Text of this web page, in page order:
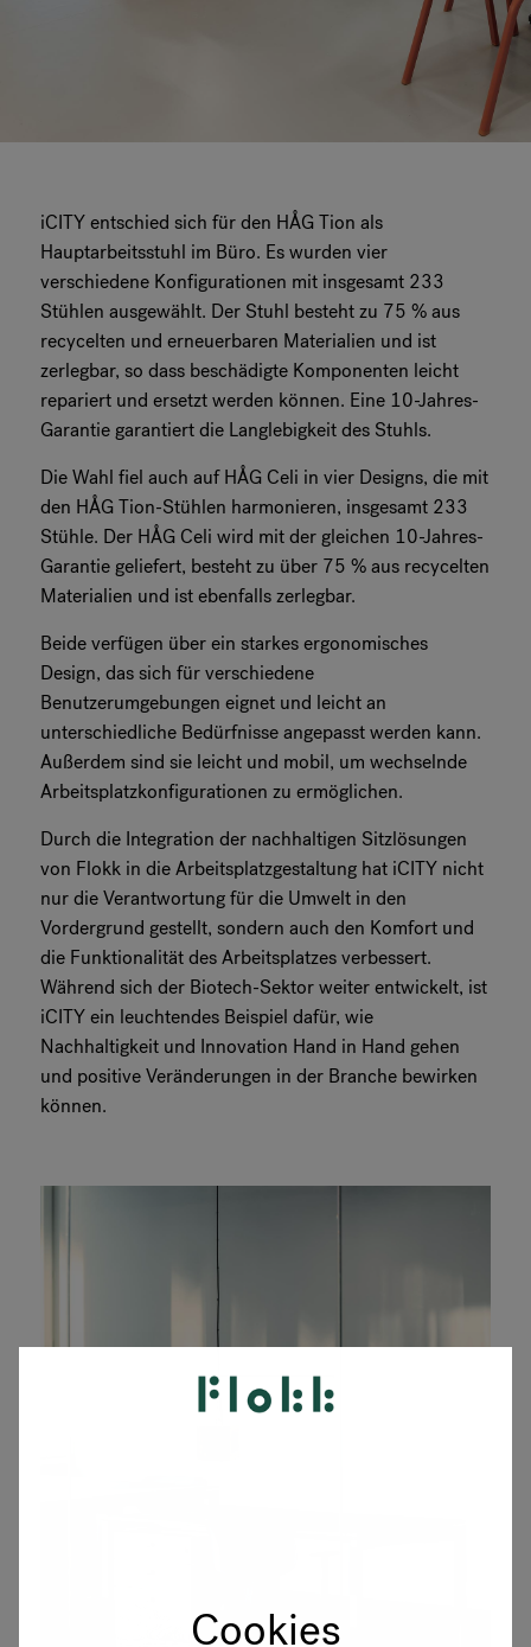
Cookies
iCITY entschied sich für den HÅG Tion als
Hauptarbeitsstuhl im Büro. Es wurden vier
verschiedene Konfigurationen mit insgesamt 233
Stühlen ausgewählt. Der Stuhl besteht zu 75 % aus
recycelten und erneuerbaren Materialien und ist
zerlegbar, so dass beschädigte Komponenten leicht
repariert und ersetzt werden können. Eine 10-Jahres-
Garantie garantiert die Langlebigkeit des Stuhls.
Die Wahl fiel auch auf HÅG Celi in vier Designs, die mit
den HÅG Tion-Stühlen harmonieren, insgesamt 233
Stühle. Der HÅG Celi wird mit der gleichen 10-Jahres-
Garantie geliefert, besteht zu über 75 % aus recycelten
Materialien und ist ebenfalls zerlegbar.
Beide verfügen über ein starkes ergonomisches
Design, das sich für verschiedene
Benutzerumgebungen eignet und leicht an
unterschiedliche Bedürfnisse angepasst werden kann.
Außerdem sind sie leicht und mobil, um wechselnde
Arbeitsplatzkonfigurationen zu ermöglichen.
Durch die Integration der nachhaltigen Sitzlösungen
von Flokk in die Arbeitsplatzgestaltung hat iCITY nicht
nur die Verantwortung für die Umwelt in den
Vordergrund gestellt, sondern auch den Komfort und
die Funktionalität des Arbeitsplatzes verbessert.
Während sich der Biotech-Sektor weiter entwickelt, ist
iCITY ein leuchtendes Beispiel dafür, wie
Nachhaltigkeit und Innovation Hand in Hand gehen
und positive Veränderungen in der Branche bewirken
können.